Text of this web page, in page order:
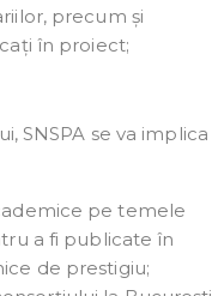
precum și
în proiect;
SNSPA se va implica
pe temele
a fi publicate în
de prestigiu;